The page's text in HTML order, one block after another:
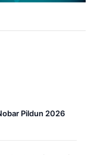
Pildun 2026